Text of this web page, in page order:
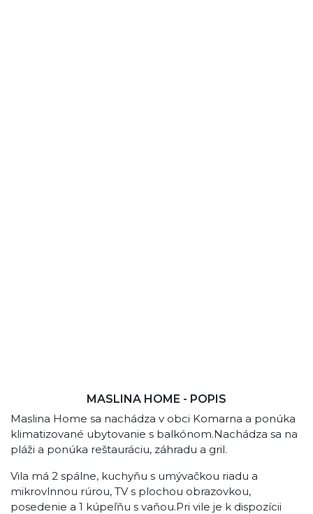
MASLINA HOME - POPIS
Maslina Home sa nachádza v obci Komarna a ponúka
klimatizované ubytovanie s balkónom.Nachádza sa na
pláži a ponúka reštauráciu, záhradu a gril.
Vila má 2 spálne, kuchyňu s umývačkou riadu a
mikrovlnnou rúrou, TV s plochou obrazovkou,
posedenie a 1 kúpeľňu s vaňou.Pri vile je k dispozícii